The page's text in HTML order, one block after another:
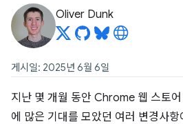
Oliver Dunk
게시일: 2025년 6월 6일
지난 몇 개월 동안 Chrome 웹 스토
에 많은 기대를 모았던 여러 변경사